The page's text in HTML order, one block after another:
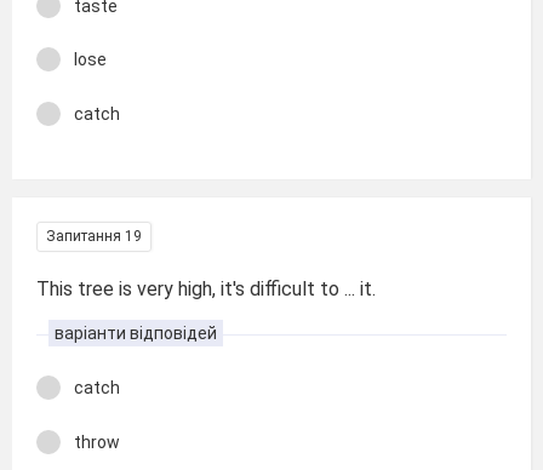
taste
lose
catch
Запитання 19
This tree is very high, it's difficult to ... it.
варіанти відповідей
catch
throw